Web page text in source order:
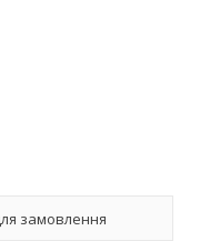
замовлення